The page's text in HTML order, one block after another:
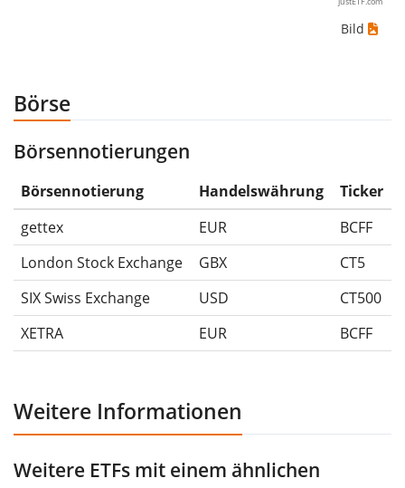
Fall hättest du den größtmöglichen Verlust erlitten,
-50%.
Die Wertentwicklungsangaben für ETFs beinhalten
Ausschüttungen (falls vorhanden).
Bild
Börse
Börsennotierungen
Börsennotierung Handelswährung
Ticker
gettex
EUR
BCFF
London Stock Exchange
GBX
CT5
SIX Swiss Exchange
USD
CT500
XETRA
EUR BCFF
Weitere Informationen
Weitere ETFs mit einem ähnlichen